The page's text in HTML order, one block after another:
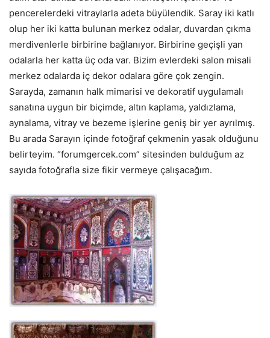
pencerelerdeki vitraylarla adeta büyülendik. Saray iki katlı
olup her iki katta bulunan merkez odalar, duvardan çıkma
merdivenlerle birbirine bağlanıyor. Birbirine geçişli yan
odalarla her katta üç oda var. Bizim evlerdeki salon misali
merkez odalarda iç dekor odalara göre çok zengin.
Sarayda, zamanın halk mimarisi ve dekoratif uygulamalı
sanatına uygun bir biçimde, altın kaplama, yaldızlama,
aynalama, vitray ve bezeme işlerine geniş bir yer ayrılmış.
Bu arada Sarayın içinde fotoğraf çekmenin yasak olduğunu
belirteyim. “forumgercek.com” sitesinden bulduğum az
sayıda fotoğrafla size fikir vermeye çalışacağım.